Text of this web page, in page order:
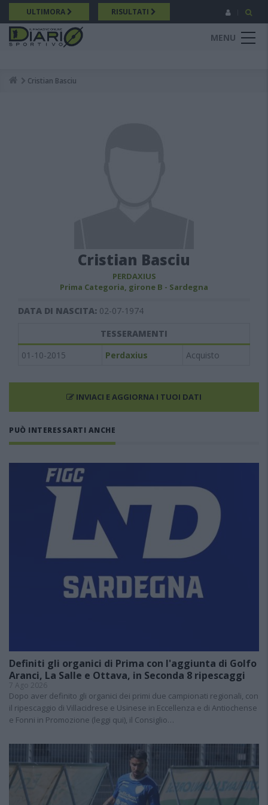
Salta
al
contenuto
principale
ULTIMORA RISULTATI
MENU
Breadcrumb
Cristian Basciu
Cristian Basciu
PERDAXIUS
Prima Categoria, girone B - Sardegna
DATA DI NASCITA: 02-07-1974
TESSERAMENTI
01-10-2015
Perdaxius Acquisto
INVIACI E AGGIORNA I TUOI DATI
PUÒ INTERESSARTI ANCHE
Definiti gli organici di Prima con l'aggiunta di Golfo
Aranci, La Salle e Ottava, in Seconda 8 ripescaggi
7 Ago 2026
Dopo aver definito gli organici dei primi due campionati regionali, con
il ripescaggio di Villacidrese e Usinese in Eccellenza e di Antiochense
e Fonni in Promozione (leggi qui), il Consiglio…